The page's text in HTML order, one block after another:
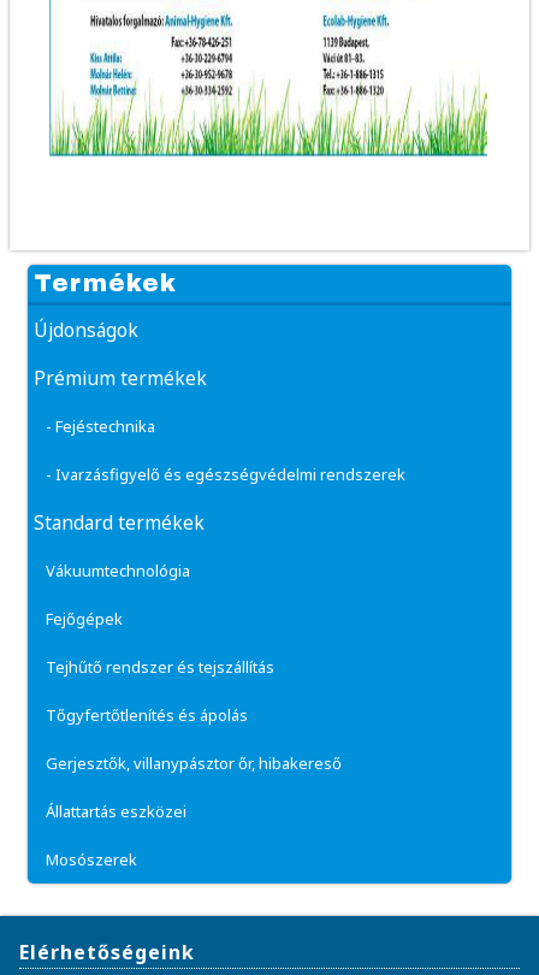
Termékek
Újdonságok
Prémium termékek
- Fejéstechnika
- Ivarzásfigyelő és egészségvédelmi rendszerek
Standard termékek
Vákuumtechnológia
Fejőgépek
Tejhűtő rendszer és tejszállítás
Tőgyfertőtlenítés és ápolás
Gerjesztők, villanypásztor őr, hibakereső
Állattartás eszközei
Mosószerek
Elérhetőségeink